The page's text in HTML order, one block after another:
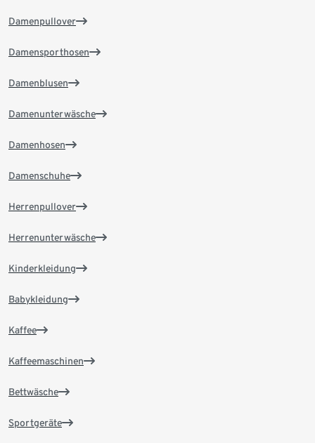
Damenpullover
Damensporthosen
Damenblusen
Damenunterwäsche
Damenhosen
Damenschuhe
Herrenpullover
Herrenunterwäsche
Kinderkleidung
Babykleidung
Kaffee
Kaffeemaschinen
Bettwäsche
Sportgeräte